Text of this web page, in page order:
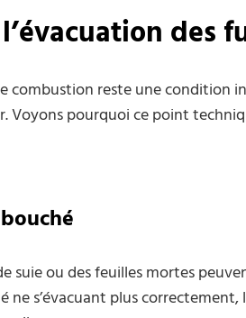
des
combustion reste une condition
pourquoi ce point
suie ou des feuilles mortes
ne s’évacuant plus